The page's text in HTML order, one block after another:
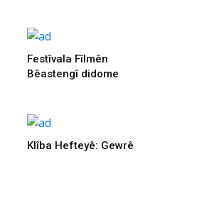
Festîvala Fîlmên
Bêastengî didome
Klîba Hefteyê: Gewrê